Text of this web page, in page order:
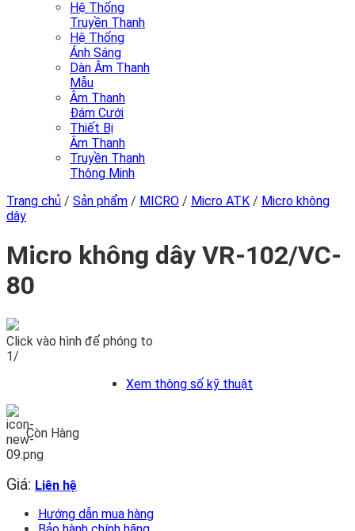
Hệ Thống
Truyền Thanh
Hệ Thống
Ánh Sáng
Dàn Âm Thanh
Mẫu
Âm Thanh
Đám Cưới
Thiết Bị
Âm Thanh
Truyền Thanh
Thông Minh
Trang chủ / Sản phẩm / MICRO / Micro ATK / Micro không
dây
Micro không dây VR-102/VC-
80
Click vào hình để phóng to
1/
Xem thông số kỹ thuật
Còn Hàng
Giá: Liên hệ
Hướng dẫn mua hàng